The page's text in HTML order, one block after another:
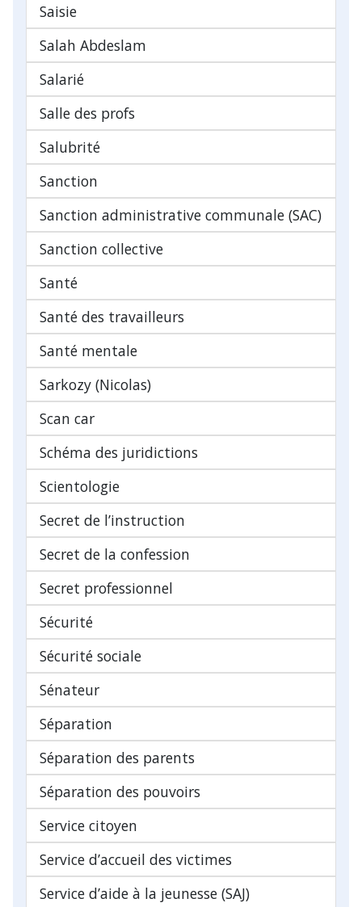
Saisie
Salah Abdeslam
Salarié
Salle des profs
Salubrité
Sanction
Sanction administrative communale (SAC)
Sanction collective
Santé
Santé des travailleurs
Santé mentale
Sarkozy (Nicolas)
Scan car
Schéma des juridictions
Scientologie
Secret de l’instruction
Secret de la confession
Secret professionnel
Sécurité
Sécurité sociale
Sénateur
Séparation
Séparation des parents
Séparation des pouvoirs
Service citoyen
Service d’accueil des victimes
Service d’aide à la jeunesse (SAJ)